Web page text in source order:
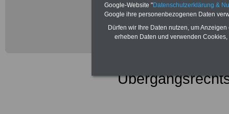
Tarifvertrag zur
Beschäftigten
Google-Website "Datenschutzerklärung &
Google ihre personenbezogenen Daten
Dürfen wir Ihre Daten nutzen, um
erheben Daten und verwenden